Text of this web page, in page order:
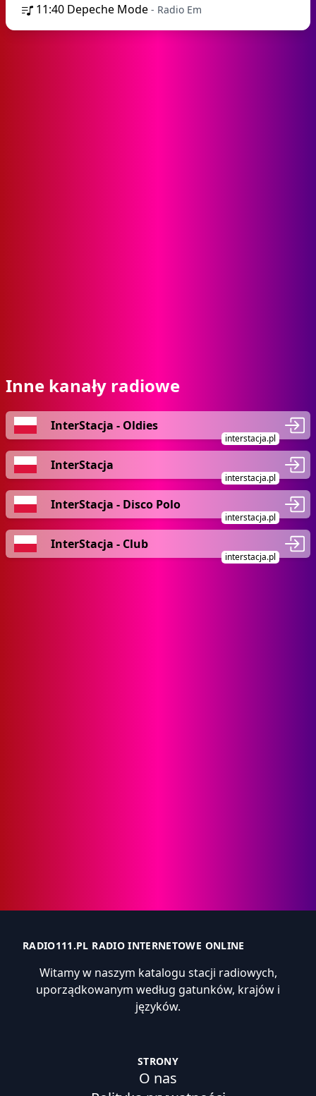
11:40 Depeche Mode - Radio Em
Inne kanały radiowe
InterStacja - Oldies
interstacja.pl
InterStacja
interstacja.pl
InterStacja - Disco Polo
interstacja.pl
InterStacja - Club
interstacja.pl
RADIO111.PL RADIO INTERNETOWE ONLINE
Witamy w naszym katalogu stacji radiowych,
uporządkowanym według gatunków, krajów i
języków.
STRONY
O nas